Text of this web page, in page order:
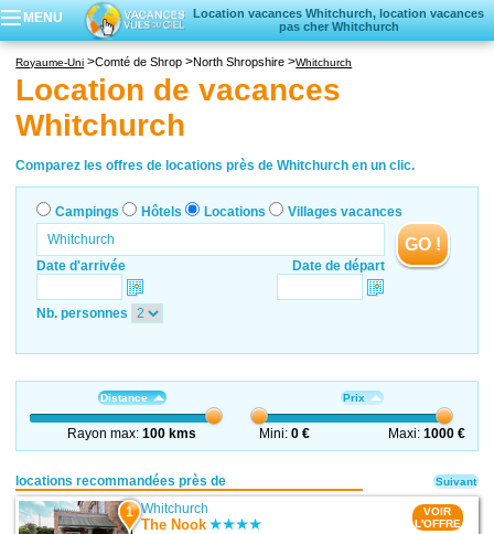
MENU
Location vacances Whitchurch, location vacances
pas cher Whitchurch
Locations vacances
Royaume-Uni Comté de Shrop North Shropshire Whitchurch
Location de vacances
Whitchurch
Comparez les offres de locations près de Whitchurch en un clic.
Campings Hôtels Locations Villages vacances
Date d'arrivée Date de départ
GO !
Nb. personnes
Distance
Rayon max:100 kms
Prix
Mini:0 € Maxi: 1000 €
locations recommandées près de
1 Whitchurch
The Nook
VOIR
L'OFFRE
Suivant